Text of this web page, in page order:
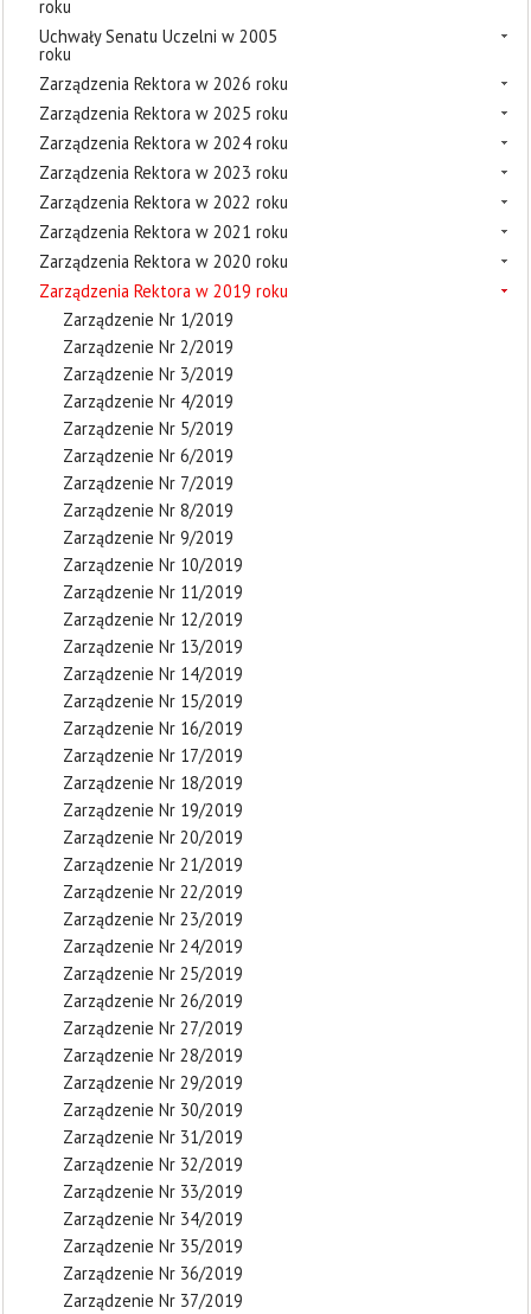
roku
Uchwały Senatu Uczelni w 2005
roku
Zarządzenia Rektora w 2026 roku
Zarządzenia Rektora w 2025 roku
Zarządzenia Rektora w 2024 roku
Zarządzenia Rektora w 2023 roku
Zarządzenia Rektora w 2022 roku
Zarządzenia Rektora w 2021 roku
Zarządzenia Rektora w 2020 roku
Zarządzenia Rektora w 2019 roku
Zarządzenie Nr 1/2019
Zarządzenie Nr 2/2019
Zarządzenie Nr 3/2019
Zarządzenie Nr 4/2019
Zarządzenie Nr 5/2019
Zarządzenie Nr 6/2019
Zarządzenie Nr 7/2019
Zarządzenie Nr 8/2019
Zarządzenie Nr 9/2019
Zarządzenie Nr 10/2019
Zarządzenie Nr 11/2019
Zarządzenie Nr 12/2019
Zarządzenie Nr 13/2019
Zarządzenie Nr 14/2019
Zarządzenie Nr 15/2019
Zarządzenie Nr 16/2019
Zarządzenie Nr 17/2019
Zarządzenie Nr 18/2019
Zarządzenie Nr 19/2019
Zarządzenie Nr 20/2019
Zarządzenie Nr 21/2019
Zarządzenie Nr 22/2019
Zarządzenie Nr 23/2019
Zarządzenie Nr 24/2019
Zarządzenie Nr 25/2019
Zarządzenie Nr 26/2019
Zarządzenie Nr 27/2019
Zarządzenie Nr 28/2019
Zarządzenie Nr 29/2019
Zarządzenie Nr 30/2019
Zarządzenie Nr 31/2019
Zarządzenie Nr 32/2019
Zarządzenie Nr 33/2019
Zarządzenie Nr 34/2019
Zarządzenie Nr 35/2019
Zarządzenie Nr 36/2019
Zarządzenie Nr 37/2019